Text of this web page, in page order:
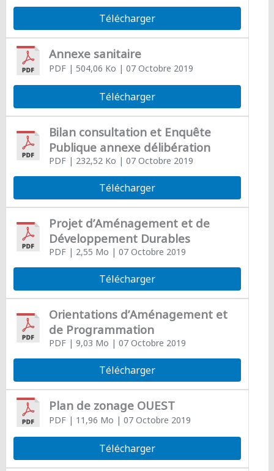
Télécharger
Annexe sanitaire
PDF| 504,06 Ko | 07 Octobre 2019
Télécharger
Bilan consultation et Enquête
Publique annexe délibération
PDF| 232,52 Ko | 07 Octobre 2019
Télécharger
Projet d’Aménagement et de
Développement Durables
PDF| 2,55 Mo | 07 Octobre 2019
Télécharger
Orientations d’Aménagement et
de Programmation
PDF| 9,03 Mo | 07 Octobre 2019
Télécharger
Plan de zonage OUEST
PDF| 11,96 Mo | 07 Octobre 2019
Télécharger